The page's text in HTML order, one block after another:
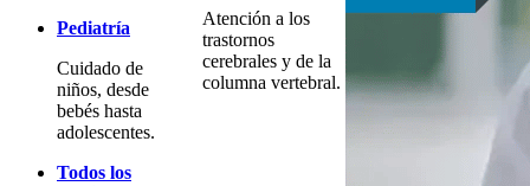
Pediatría
Cuidado de
niños, desde
bebés hasta
adolescentes.
Todos los
Atención a los
trastornos
cerebrales y de la
columna vertebral.